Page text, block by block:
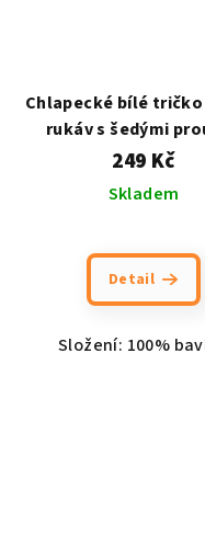
Chlapecké bílé
rukáv s šedými
249 Kč
Skladem
Detail
Složení: 100%